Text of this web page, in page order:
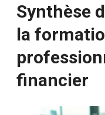
Synthèse
la
financier